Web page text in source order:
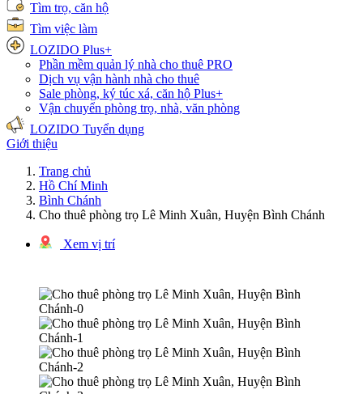
Tìm trọ, căn hộ
Tìm việc làm
LOZIDO Plus+
Phần mềm quản lý nhà cho thuê PRO
Dịch vụ vận hành nhà cho thuê
Sale phòng, ký túc xá, căn hộ Plus+
Vận chuyển phòng trọ, nhà, văn phòng
LOZIDO Tuyển dụng
Giới thiệu
Trang chủ
Hồ Chí Minh
Bình Chánh
Cho thuê phòng trọ Lê Minh Xuân, Huyện Bình Chánh
Xem vị trí